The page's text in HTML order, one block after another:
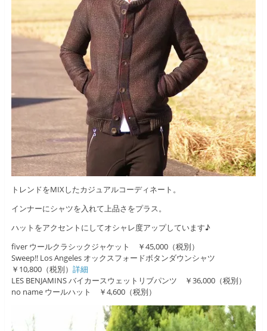
トレンドをMIXしたカジュアルコーディネート。
インナーにシャツを入れて上品さをプラス。
ハットをアクセントにしてオシャレ度アップしています♪
fiver ウールクラシックジャケット ￥45,000（税別）
Sweep!! Los Angeles オックスフォードボタンダウンシャツ
￥10,800（税別） 詳細
LES BENJAMINS バイカースウェットリブパンツ ￥36,000（税別）
no name ウールハット ￥4,600（税別）